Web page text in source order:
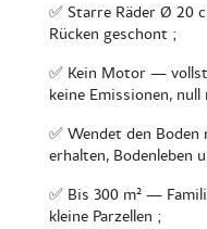
✅ Starre Räder Ø 20
Rücken geschont ;
✅ Kein Motor —
keine Emissionen,
✅ Wendet den
erhalten, Bodenleben
✅ Bis 300 m² —
kleine Parzellen ;